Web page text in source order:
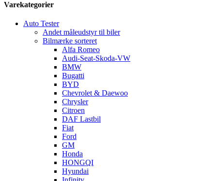
Varekategorier
Auto Tester
Andet måleudstyr til biler
Bilmærke sorteret
Alfa Romeo
Audi-Seat-Skoda-VW
BMW
Bugatti
BYD
Chevrolet & Daewoo
Chrysler
Citroen
DAF Lastbil
Fiat
Ford
GM
Honda
HONGQI
Hyundai